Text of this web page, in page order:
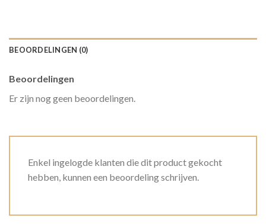
BEOORDELINGEN (0)
Beoordelingen
Er zijn nog geen beoordelingen.
Enkel ingelogde klanten die dit product gekocht
hebben, kunnen een beoordeling schrijven.